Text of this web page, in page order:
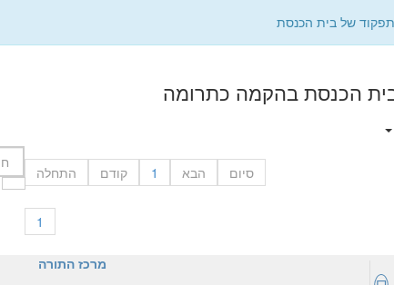
של בית הכנסת
הכנסת בהקמה כתרומה
התחלה קודם 1 הבא סיום
1
מרכז התורה